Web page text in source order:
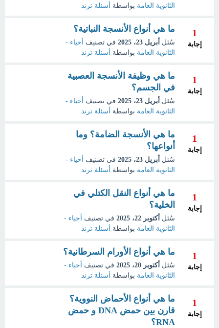
الثانوية العامة بواسطة أسئلة ترند
1
إجابة
ما هي أنواع الأنسجة النباتية؟
سُئل أبريل 23، 2025 في تصنيف
أحياء -
الثانوية العامة بواسطة أسئلة ترند
1
إجابة
ما هي وظيفة الأنسجة العصبية
في الجسم؟
سُئل أبريل 23، 2025 في تصنيف
أحياء -
الثانوية العامة بواسطة أسئلة ترند
1
إجابة
ما هي الأنسجة الضامة؟ وما
أنواعها؟
سُئل أبريل 23، 2025 في تصنيف
أحياء -
الثانوية العامة بواسطة أسئلة ترند
1
إجابة
ما هي أنواع النقل الكتلي في
الخلية؟
سُئل أكتوبر 22، 2025 في تصنيف
أحياء -
الثانوية العامة بواسطة أسئلة ترند
1
إجابة
ما هي أنواع الأورام السرطانية؟
سُئل أكتوبر 20، 2025 في تصنيف
أحياء -
الثانوية العامة بواسطة أسئلة ترند
1
إجابة
ما هي أنواع الأحماض النووية؟
قارن بين حمض DNA و حمض
RNA؟